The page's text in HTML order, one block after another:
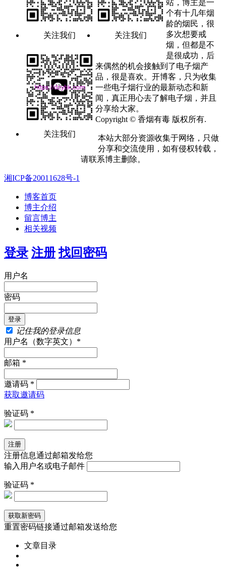
关注我们 关注我们
关注我们
站，博主是一
个有十几年烟
龄的烟民，很
多次想要戒
烟，但都是不
是很成功，后
来偶然的机会接触到了电子烟产
品，很是喜欢。开博客，只为收集
一些电子烟行业的最新动态和新
闻，真正用心去了解电子烟，并且
分享给大家。
Copyright © 香烟有毒 版权所有.
本站大部分资源收集于网络，只做
分享和交流使用，如有侵权转载，
请联系博主删除。
湘ICP备20011628号-1
博客首页
博主介绍
留言博主
相关视频
登录 注册 找回密码
用户名
密码
记住我的登录信息
用户名（数字英文）*
邮箱 *
邀请码 *
获取邀请码
验证码 *
注册信息通过邮箱发给您
输入用户名或电子邮件
验证码 *
重置密码链接通过邮箱发送给您
文章目录